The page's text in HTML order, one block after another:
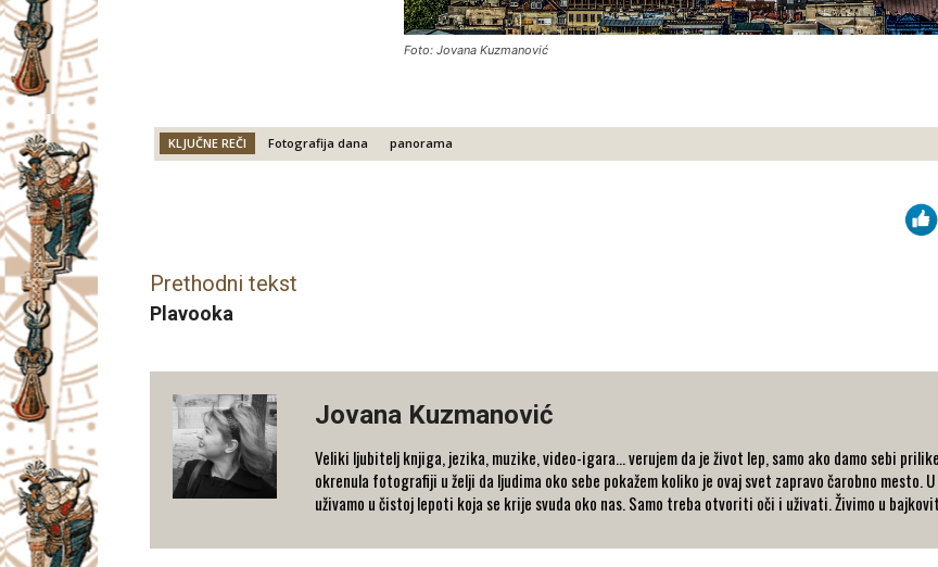
Foto: Jovana Kuzmanović
KLJUČNE REČI Fotografija dana panorama
Prethodni tekst
Plavooka
Jovana Kuzmanović
Veliki ljubitelj knjiga, jezika, muzike, video-igara... verujem da je život lep, samo ako damo sebi
okrenula fotografiji u želji da ljudima oko sebe pokažem koliko je ovaj svet zapravo čarobno mesto.
uživamo u čistoj lepoti koja se krije svuda oko nas. Samo treba otvoriti oči i uživati. Živimo u